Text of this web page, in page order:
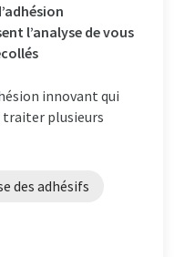
l’analyse de vous
innovant qui
plusieurs
des adhésifs